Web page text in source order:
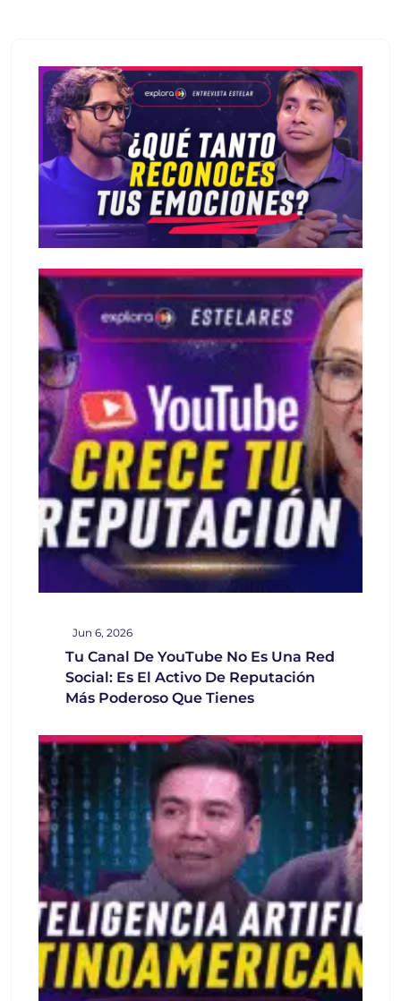
Jun 6, 2026
Tu Canal De YouTube No Es Una Red
Social: Es El Activo De Reputación
Más Poderoso Que Tienes